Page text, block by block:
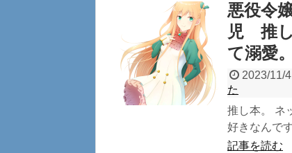
悪役令
児 推し
て溺愛。
2023/11/4
た
推し本。 ネ
好きなんで
記事を読む